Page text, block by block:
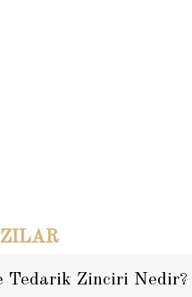
Tedarik Zinciri Nedir?